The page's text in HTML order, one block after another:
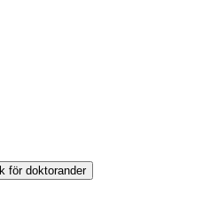
för doktorander